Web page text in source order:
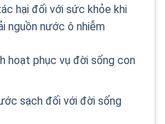
hại đối với sức khỏe khi
nguồn nước ô nhiễm
hoạt phục vụ đời sống con
sạch đối với đời sống